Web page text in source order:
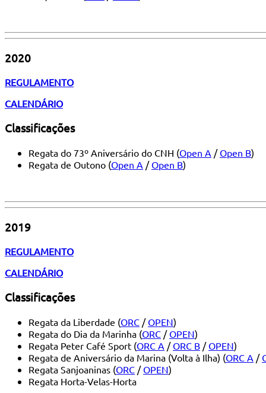
2020
REGULAMENTO
CALENDÁRIO
Classificações
Regata do 73º Aniversário do CNH (Open A / Open B)
Regata de Outono (Open A / Open B)
2019
REGULAMENTO
CALENDÁRIO
Classificações
Regata da Liberdade (ORC / OPEN)
Regata do Dia da Marinha (ORC / OPEN)
Regata Peter Café Sport (ORC A / ORC B / OPEN)
Regata de Aniversário da Marina (Volta à Ilha) (ORC A /
Regata Sanjoaninas (ORC / OPEN)
Regata Horta-Velas-Horta